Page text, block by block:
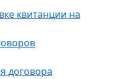
квитанции на
договора